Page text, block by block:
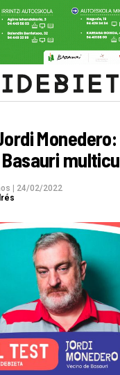
Monedero:
24/02/2022